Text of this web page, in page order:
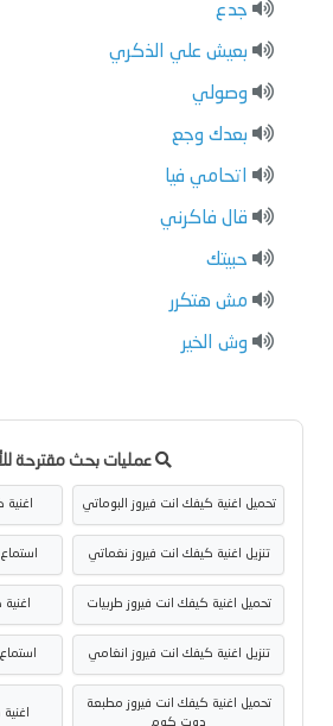
جدع
بعيش علي الذكري
وصولي
بعدك وجع
اتحامي فيا
قال فاكرني
حبيتك
مش هتكرر
وش الخير
عمليات بحث مقترحة
تحميل اغنية كيفك انت فيروز البوماتي
تنزيل اغنية كيفك انت فيروز نغماتي
تحميل اغنية كيفك انت فيروز طربيات
تنزيل اغنية كيفك انت فيروز انغامي
تحميل اغنية كيفك انت فيروز مطبعة
دوت كوم